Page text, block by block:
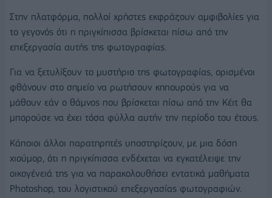
Στην πλατφόρμα, πολλοί χρήστες εκφράζουν αμφιβολίες για
το γεγονός ότι η πριγκίπισσα βρίσκεται πίσω από την
επεξεργασία αυτής της φωτογραφίας.
Για να ξετυλίξουν το μυστήριο της φωτογραφίας, ορισμένοι
φθάνουν στο σημείο να ρωτήσουν κηπουρούς για να
μάθουν εάν ο θάμνος που βρίσκεται πίσω από την Κέιτ θα
μπορούσε να έχει τόσα φύλλα αυτήν την περίοδο του έτους.
Κάποιοι άλλοι παρατηρητές υποστηρίζουν, με μια δόση
χιούμορ, ότι η πριγκίπισσα ενδέχεται να εγκατέλειψε την
οικογένειά της για να παρακολουθήσει εντατικά μαθήματα
Photoshop, του λογιστικού επεξεργασίας φωτογραφιών.